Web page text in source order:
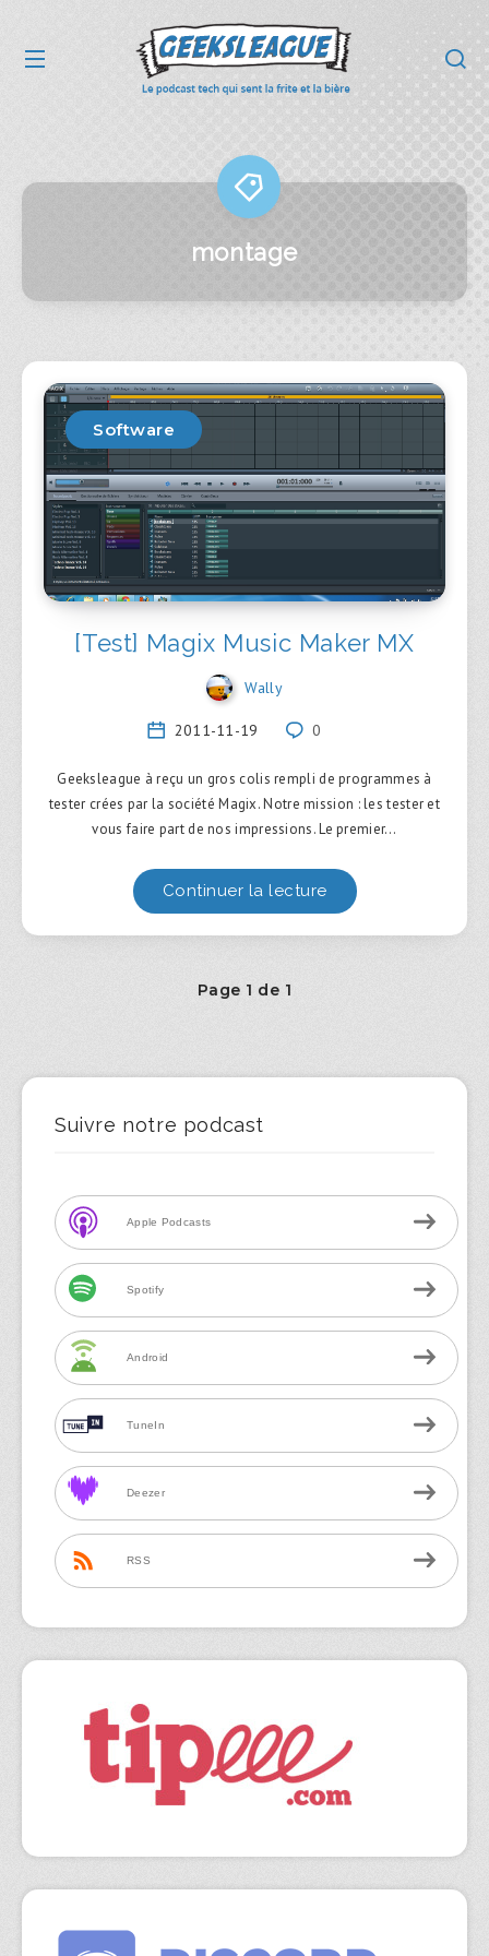
montage
Software
[Test] Magix Music Maker MX
Wally
2011-11-19 0
Geeksleague à reçu un gros colis rempli de programmes à
tester crées par la société Magix. Notre mission : les tester et
vous faire part de nos impressions. Le premier…
Continuer la lecture
Page 1 de 1
Suivre notre podcast
Apple Podcasts
Spotify
Android
TuneIn
Deezer
RSS